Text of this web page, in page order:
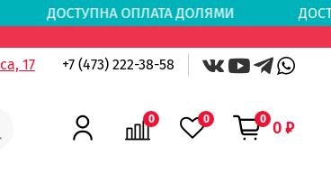
ДОСТУПНА ОПЛАТА ДОЛЯМИ
17 +7 (473) 222-38-58
0 0 0 0 ₽